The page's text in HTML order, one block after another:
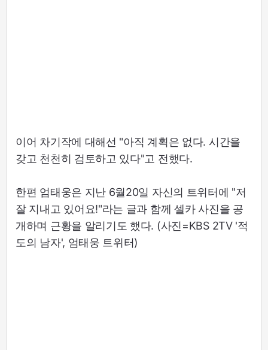
이어 차기작에 대해선 "아직 계획은 없다. 시간을
갖고 천천히 검토하고 있다"고 전했다.
한편 엄태웅은 지난 6월20일 자신의 트위터에 "저
잘 지내고 있어요!"라는 글과 함께 셀카 사진을 공
개하며 근황을 알리기도 했다. (사진=KBS 2TV '적
도의 남자', 엄태웅 트위터)